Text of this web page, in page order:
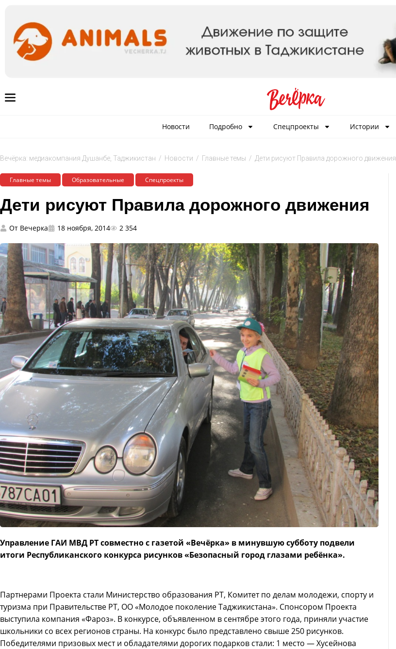
Новости Подробно Спецпроекты Истории
Вечёрка: медиакомпания Душанбе, Таджикистан / Новости / Главные темы / Дети рисуют Правила дорожного движения
Главные темы Образовательные Спецпроекты
Дети рисуют Правила дорожного движения
От Вечерка 18 ноября, 2014 2 354
Управление ГАИ МВД РТ совместно с газетой «Вечёрка» в минувшую субботу подвели
итоги Республиканского конкурса рисунков «Безопасный город глазами ребёнка».
Партнерами Проекта стали Министерство образования РТ, Комитет по делам молодежи, спорту и
туризма при Правительстве РТ, ОО «Молодое поколение Таджикистана». Спонсором Проекта
выступила компания «Фароз». В конкурсе, объявленном в сентябре этого года, приняли участие
школьники со всех регионов страны. На конкурс было представлено свыше 250 рисунков.
Победителями призовых мест и обладателями дорогих подарков стали: 1 место — Хусейнова